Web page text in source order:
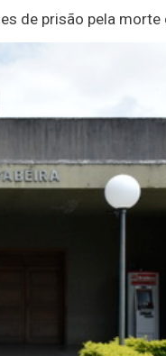
de prisão pela morte